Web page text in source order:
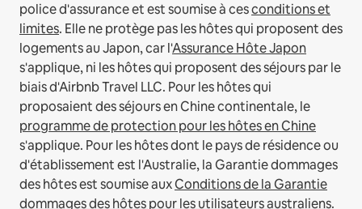
police d'assurance et est soumise à cesconditions et
limites. Elle ne protège pas les hôtes qui proposent des
logements au Japon, car l'Assurance Hôte Japon
s'applique, ni les hôtes qui proposent des séjours par le
biais d'Airbnb Travel LLC. Pour les hôtes qui
proposaient des séjours en Chine continentale, le
programme de protection pour les hôtes en Chine
s'applique. Pour les hôtes dont le pays de résidence ou
d'établissement est l'Australie, la Garantie dommages
des hôtes est soumise auxConditions de la Garantie
dommages des hôtes pour les utilisateurs australiens.